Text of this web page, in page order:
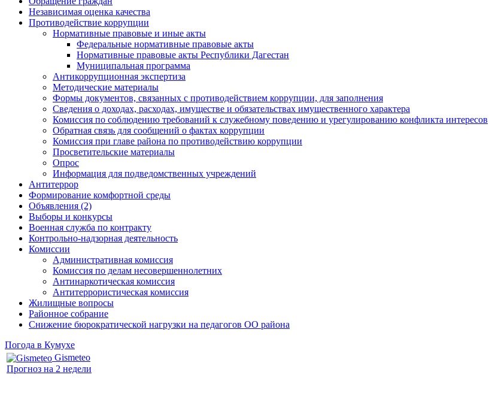
Независимая оценка качества
Противодействие коррупции
Нормативные правовые и иные акты
Федеральные нормативные правовые акты
Нормативные правовые акты Республики Дагестан
Муниципальная программа
Антикоррупционная экспертиза
Методические материалы
Формы документов, связанных с противодействием коррупции, для заполнения
Сведения о доходах, расходах, имуществе и обязательствах имущественного характера
Комиссия по соблюдению требований к служебному поведению и урегулированию конфликта интересов
Обратная связь для сообщений о фактах коррупции
Комиссия при главе района по противодействию коррупции
Просветительские материалы
Опрос
Информация для подведомственных учреждений
Антитеррор
Формирование комфортной среды
Объявления (2)
Выборы и конкурсы
Военная служба по контракту
Контрольно-надзорная деятельность
Комиссии
Административная комиссия
Комиссия по делам несовершеннолетних
Антинаркотическая комиссия
Антитеррористическая комиссия
Жилищные вопросы
Районное собрание
Снижение бюрократической нагрузки на педагогов ОО района
Погода в Кумухе
Gismeteo
Прогноз на 2 недели